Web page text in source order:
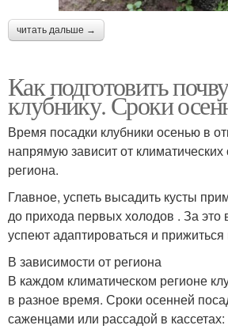
читать дальше →
Как подготовить
клубнику. Сроки
Время посадки клубники осенью в
напрямую зависит от климатических
региона.
Главное, успеть высадить кусты
до прихода первых холодов . За это
успеют адаптироваться и
В зависимости от региона
В каждом климатическом регионе
в разное время. Сроки осенней
саженцами или рассадой в кассетах: